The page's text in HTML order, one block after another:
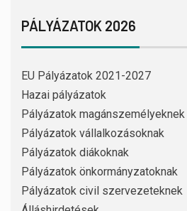
PÁLYÁZATOK 2026
EU Pályázatok 2021-2027
Hazai pályázatok
Pályázatok magánszemélyeknek
Pályázatok vállalkozásoknak
Pályázatok diákoknak
Pályázatok önkormányzatoknak
Pályázatok civil szervezeteknek